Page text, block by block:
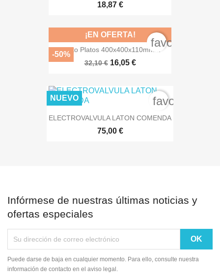
18,87 €
Cesto Platos 400x400x110mm...
32,10 € 16,05 €
¡EN OFERTA!
-50%
ELECTROVALVULA LATON COMENDA
75,00 €
NUEVO
Infórmese de nuestras últimas noticias y
ofertas especiales
Puede darse de baja en cualquier momento. Para ello, consulte nuestra
información de contacto en el aviso legal.